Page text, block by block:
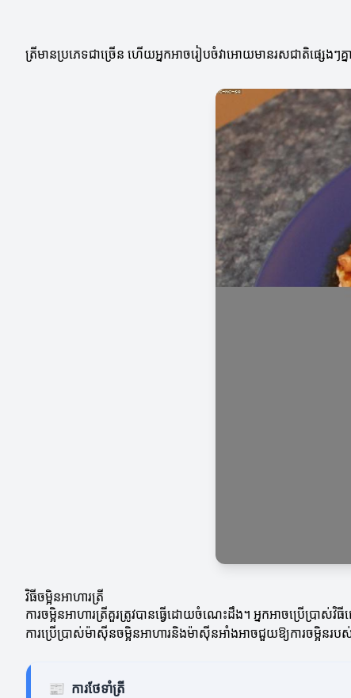
ត្រីមានប្រភេទជាច្រើន ហើយអ្នកអាចរៀបចំវាអោយមានរសជាតិផ្សេងៗ
វិធីចម្អិនអាហារត្រី
ការចម្អិនអាហារត្រីគួរត្រូវបានធ្វើដោយចំណេះដឹង។ អ្នកអាចប្រើប្រា
ការប្រើប្រាស់ម៉ាស៊ីនចម្អិនអាហារនិងម៉ាស៊ីនអាំងអាចជួយឱ្យការចម្អិន
📰 ការថែទាំត្រី